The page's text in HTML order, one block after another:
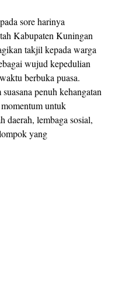
pada sore harinya
Kabupaten Kuningan
takjil kepada warga
wujud kepedulian
berbuka puasa.
penuh kehangatan
untuk
daerah, lembaga sosial,
yang